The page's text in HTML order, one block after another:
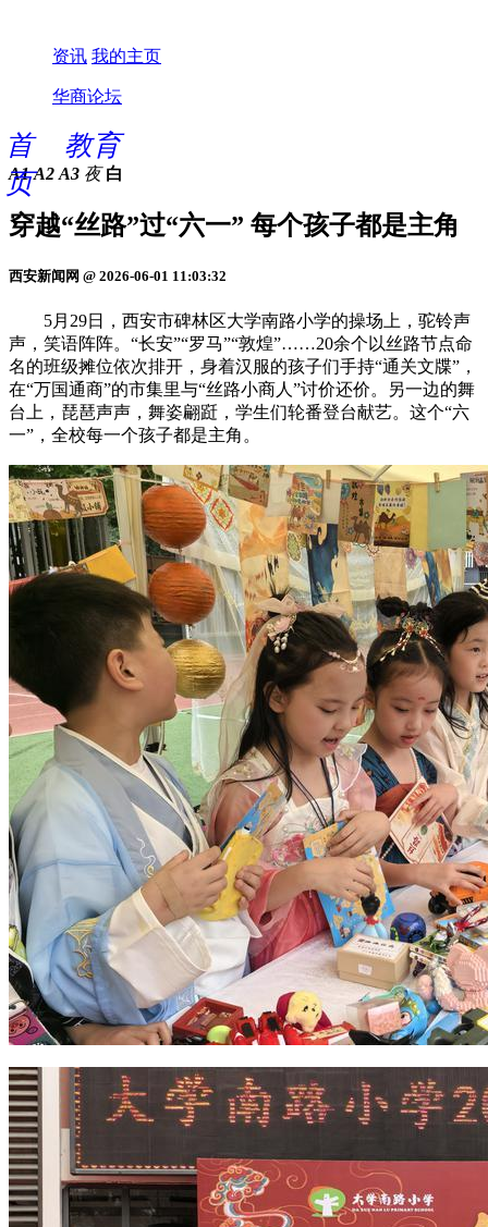
资讯 我的主页
华商论坛
首
页
教育
A1 A2 A3 夜 白
穿越“丝路”过“六一” 每个孩子都是主角
西安新闻网 @ 2026-06-01 11:03:32
5月29日，西安市碑林区大学南路小学的操场上，驼铃声
声，笑语阵阵。“长安”“罗马”“敦煌”……20余个以丝路节点命
名的班级摊位依次排开，身着汉服的孩子们手持“通关文牒”，
在“万国通商”的市集里与“丝路小商人”讨价还价。另一边的舞
台上，琵琶声声，舞姿翩跹，学生们轮番登台献艺。这个“六
一”，全校每一个孩子都是主角。